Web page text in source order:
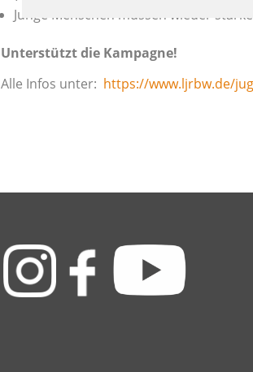
Junge Menschen müssen wieder
Unterstützt die Kampagne!
Alle Infos unter: https://www.ljrbw.de/